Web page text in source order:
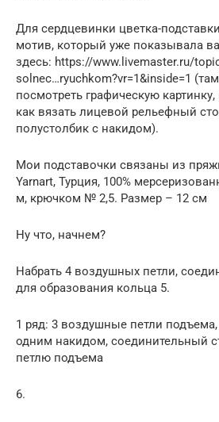
Для сердцевинки цветка-
мотив, который уже показывала
здесь: https://www.livemaster.ru/
solnec…ryuchkom?vr=1&inside=1
посмотреть графическую
как вязать лицевой рельефный
полустолбик с накидом).
Мои подставочки связаны из
Yarnart, Турция, 100%
м, крючком № 2,5. Размер – 12 см
Ну что, начнем?
Набрать 4 воздушных петли,
для образования кольца 5.
1 ряд: 3 воздушные петли
одним накидом, соединительный
петлю подъема
6.